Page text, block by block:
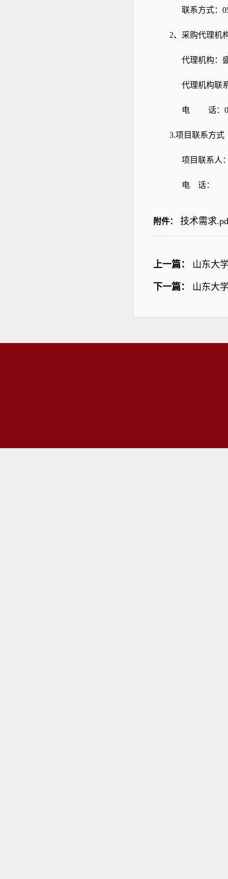
联系方式：
2、采购代理机
代理机构：
代理机构联
电 话：
3.项目联系方式
项目联系人
电 话
附件： 技术需求
上一篇： 山东大
下一篇： 山东大